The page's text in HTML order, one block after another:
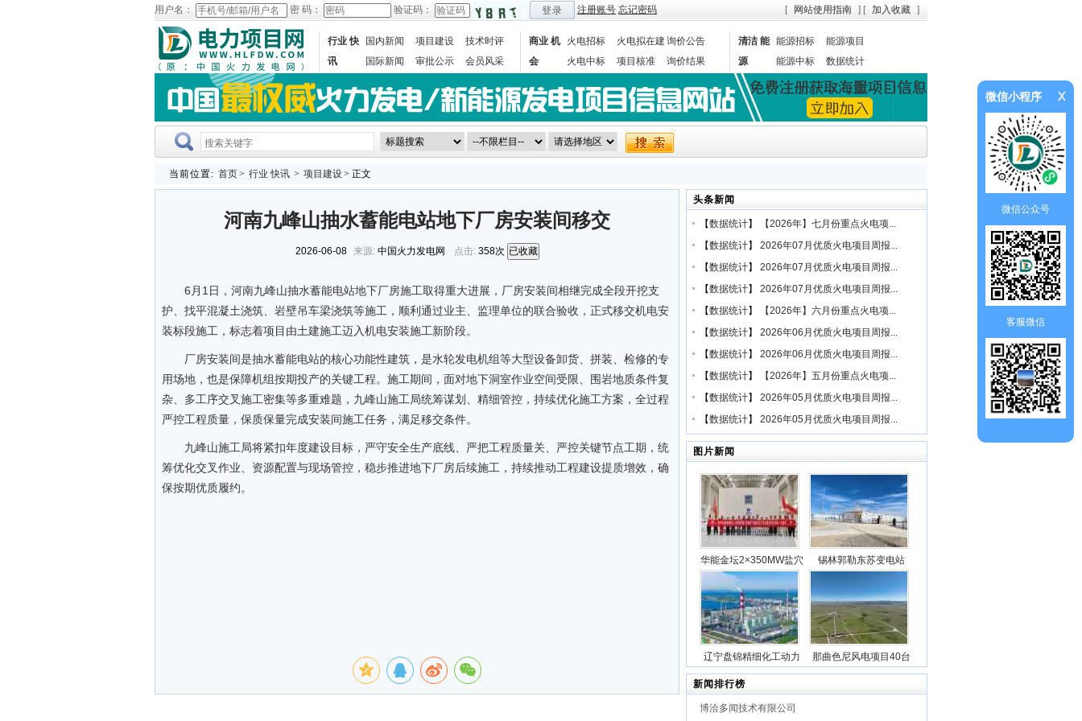
用户名： 密 码： 验证码： 登录 注册账号 忘记密码 [ 网站使用指南 ] [ 加入收藏 ]
行业 快
讯
国内新闻 项目建设
技术时评
国际新闻
审批公示 会员风采
商业 机
会
火电招标 火电拟在建询价公告
火电中标
项目核准
询价结果
清洁 能
源
能源招标
能源项目
能源中标
数据统计
当前位置: 首页> 行业 快讯 > 项目建设> 正文
河南九峰山抽水蓄能电站地下厂房安装间移交
2026-06-08 来源: 中国火力发电网 点击: 358次 已收藏
6月1日，河南九峰山抽水蓄能电站地下厂房施工取得重大进展，厂房安装间相继完成全段开挖支
护、找平混凝土浇筑、岩壁吊车梁浇筑等施工，顺利通过业主、监理单位的联合验收，正式移交机电安
装标段施工，标志着项目由土建施工迈入机电安装施工新阶段。
厂房安装间是抽水蓄能电站的核心功能性建筑，是水轮发电机组等大型设备卸货、拼装、检修的专
用场地，也是保障机组按期投产的关键工程。施工期间，面对地下洞室作业空间受限、围岩地质条件复
杂、多工序交叉施工密集等多重难题，九峰山施工局统筹谋划、精细管控，持续优化施工方案，全过程
严控工程质量，保质保量完成安装间施工任务，满足移交条件。
九峰山施工局将紧扣年度建设目标，严守安全生产底线、严把工程质量关、严控关键节点工期，统
筹优化交叉作业、资源配置与现场管控，稳步推进地下厂房后续施工，持续推动工程建设提质增效，确
保按期优质履约。
头条新闻
【数据统计】
【2026年】七月份重点火电项...
【数据统计】 2026年07月优质火电项目周报...
【数据统计】 2026年07月优质火电项目周报...
【数据统计】 2026年07月优质火电项目周报...
【数据统计】
【2026年】六月份重点火电项...
【数据统计】 2026年06月优质火电项目周报...
【数据统计】 2026年06月优质火电项目周报...
【数据统计】
【2026年】五月份重点火电项...
【数据统计】 2026年05月优质火电项目周报...
【数据统计】 2026年05月优质火电项目周报...
图片新闻
华能金坛2×350MW盐穴
压缩空气储能发电项目2
号机组透平机冲转一次
成功
锡林郭勒东苏变电站
动100万千瓦/400万千瓦
时电源侧储能电站成功
并网
辽宁盘锦精细化工动力
站项目5台锅炉全部点火
成功
那曲色尼风电项目40台
新闻排行榜
博洽多闻技术有限公司
微信小程序 x
微信公众号
客服微信